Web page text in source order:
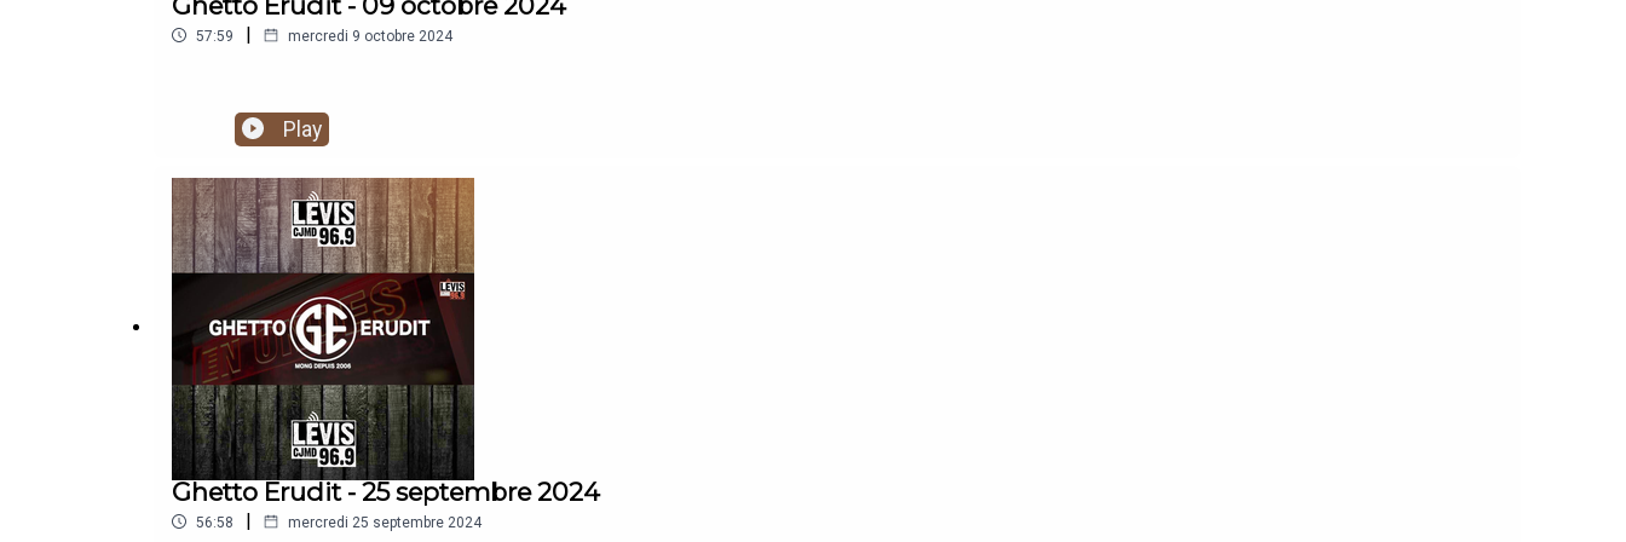
57:59 | mercredi 9 octobre 2024
Play
Ghetto Erudit - 25 septembre 2024
56:58 | mercredi 25 septembre 2024